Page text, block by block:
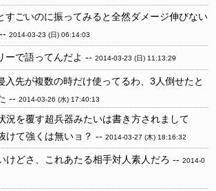
すごいのに振ってみると全然ダメージ伸びない
2014-03-23 (日) 06:14:03
ーで語ってんだよ -- 2014-03-23 (日) 11:13:29
入先が複数の時だけ使ってるわ、3人倒せたと
-- 2014-03-26 (水) 17:40:13
況を覆す超兵器みたいは書き方されまして
けて強くは無いョ？ -- 2014-03-27 (木) 18:16:32
けどさ、これあたる相手対人素人だろ -- 2014-0